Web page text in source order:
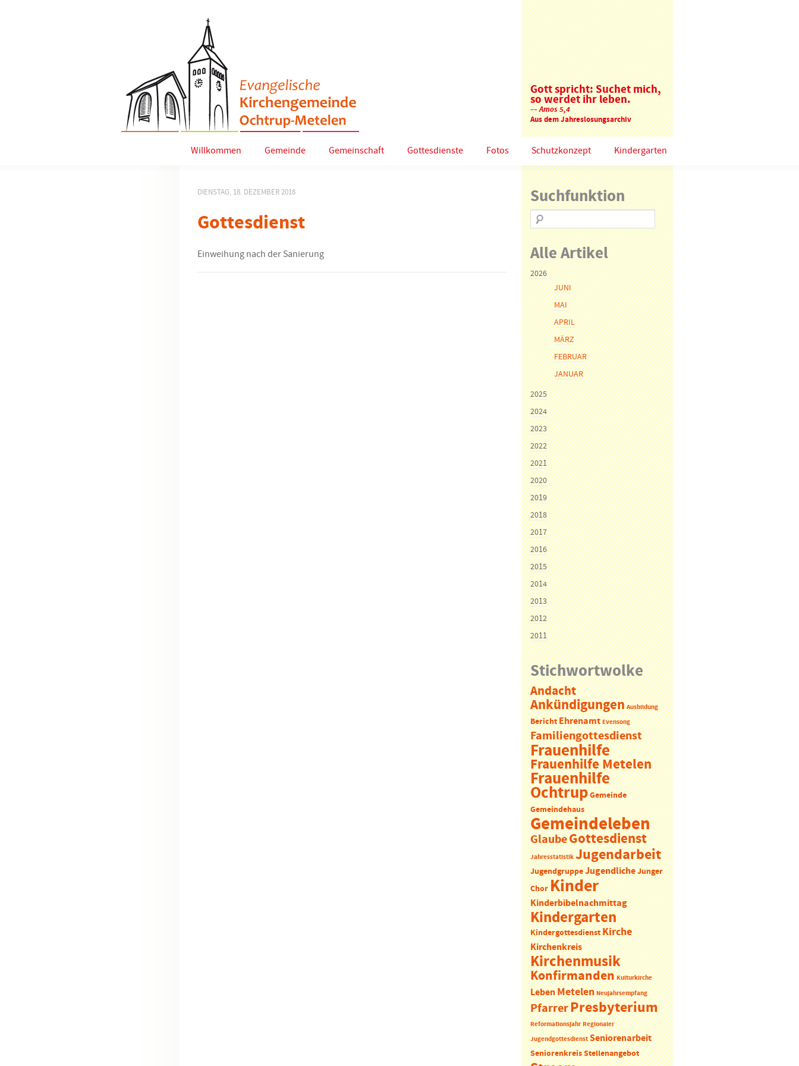
Gott spricht: Suchet mich,
so werdet ihr leben.
–– Amos 5,4
Aus dem Jahreslosungsarchiv
Willkommen Gemeinde Gemeinschaft Gottesdienste Fotos Schutzkonzept Kindergarten
DIENSTAG, 18. DEZEMBER 2018
Gottesdienst
Einweihung nach der Sanierung
Suchfunktion
Alle Artikel
2026
JUNI
MAI
APRIL
MÄRZ
FEBRUAR
JANUAR
2025
2024
2023
2022
2021
2020
2019
2018
2017
2016
2015
2014
2013
2012
2011
Stichwortwolke
Andacht
Ankündigungen Ausbildung
Bericht Ehrenamt Evensong
Familiengottesdienst
Frauenhilfe
Frauenhilfe Metelen
Frauenhilfe
Ochtrup Gemeinde
Gemeindehaus
Gemeindeleben
GlaubeGottesdienst
Jahresstatistik Jugendarbeit
Jugendgruppe Jugendliche Junger
Chor Kinder
Kinderbibelnachmittag
Kindergarten
Kindergottesdienst Kirche
Kirchenkreis
Kirchenmusik
Konfirmanden Kulturkirche
LebenMetelen Neujahrsempfang
PfarrerPresbyterium
Reformationsjahr Regionaler
Jugendgottesdienst Seniorenarbeit
Seniorenkreis Stellenangebot